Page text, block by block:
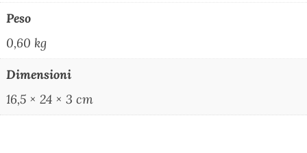
Peso
0,60 kg
Dimensioni
16,5 × 24 × 3 cm